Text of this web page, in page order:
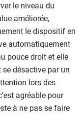
le niveau du
améliorée,
le dispositif en
automatiquement
pouce droit et elle
désactive par un
lors des
agréable pour
à ne pas se faire